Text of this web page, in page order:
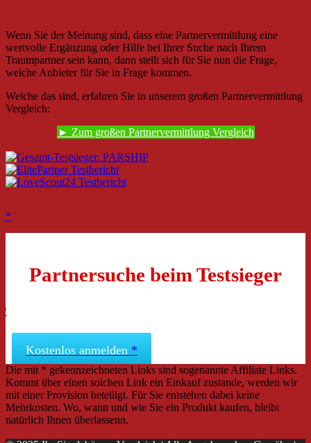
Wenn Sie der Meinung sind, dass eine Partnervermittlung eine
wertvolle Ergänzung oder Hilfe bei Ihrer Suche nach Ihrem
Traumpartner sein kann, dann stellt sich für Sie nun die Frage,
welche Anbieter für Sie in Frage kommen.
Welche das sind, erfahren Sie in unserem großen Partnervermittlung
Vergleich:
► Zum großen Partnervermittlung Vergleich
Partnersuche beim Testsieger
Kostenlos anmelden
Die mit * gekennzeichneten Links sind sogenannte Affiliate Links.
Kommt über einen solchen Link ein Einkauf zustande, werden wir
mit einer Provision beteiligt. Für Sie entstehen dabei keine
Mehrkosten. Wo, wann und wie Sie ein Produkt kaufen, bleibt
natürlich Ihnen überlassenn.